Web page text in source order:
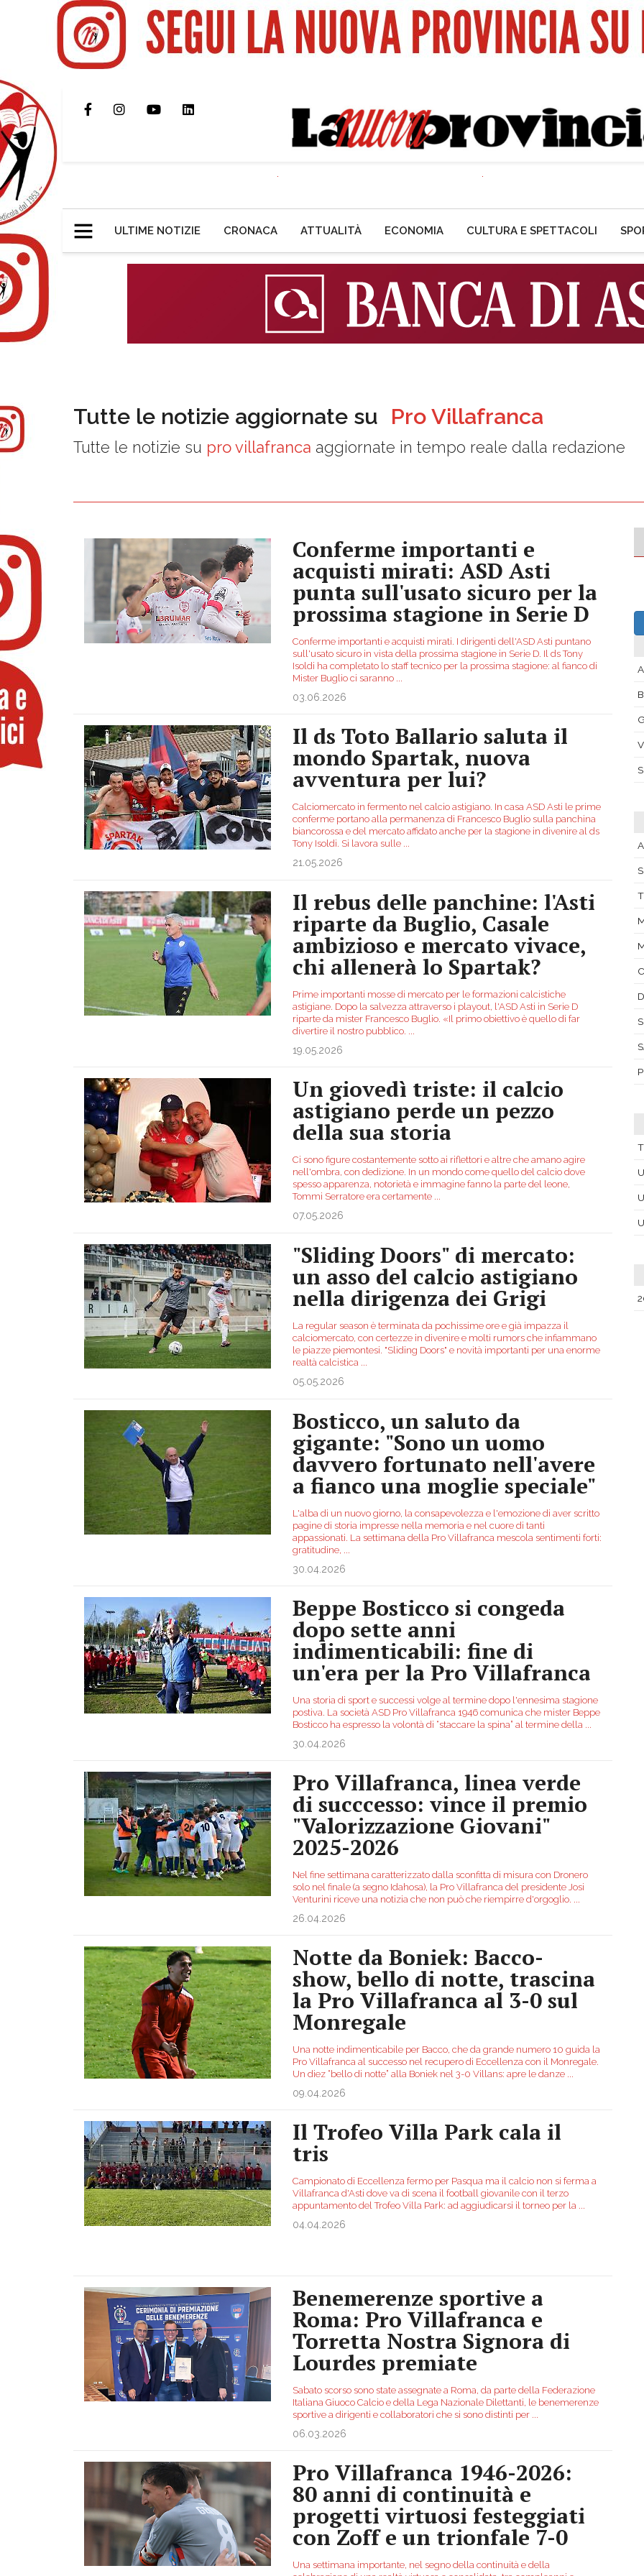
ULTIME NOTIZIE CRONACA ATTUALITÀ ECONOMIA CULTURA E SPETTACOLI
Tutte le notizie aggiornate su Pro Villafranca
Tutte le notizie su pro villafranca aggiornate in tempo reale dalla redazione
Conferme importanti e
acquisti mirati: ASD Asti
punta sull'usato sicuro per la
prossima stagione in Serie D
Conferme importanti e acquisti mirati. I dirigenti dell'ASD Asti puntano
sull'usato sicuro in vista della prossima stagione in Serie D. Il ds Tony
Isoldi ha completato lo staff tecnico per la prossima stagione: al fianco di
Mister Buglio ci saranno
03.06.2026
Il ds Toto Ballario saluta il
mondo Spartak, nuova
avventura per lui?
Calciomercato in fermento nel calcio astigiano. In casa ASD Asti le prime
conferme portano alla permanenza di Francesco Buglio sulla panchina
biancorossa e del mercato affidato anche per la stagione in divenire al ds
Tony Isoldi. Si lavora sulle
21.05.2026
Il rebus delle panchine: l'Asti
riparte da Buglio, Casale
ambizioso e mercato vivace,
chi allenerà lo Spartak?
Prime importanti mosse di mercato per le formazioni calcistiche
astigiane. Dopo la salvezza attraverso i playout, l'ASD Asti in Serie D
riparte da mister Francesco Buglio. «Il primo obiettivo è quello di far
divertire il nostro pubblico.
19.05.2026
Un giovedì triste: il calcio
astigiano perde un pezzo
della sua storia
Ci sono figure costantemente sotto ai riflettori e altre che amano agire
nell'ombra, con dedizione. In un mondo come quello del calcio dove
spesso apparenza, notorietà e immagine fanno la parte del leone,
Tommi Serratore era certamente
07.05.2026
"Sliding Doors" di mercato:
un asso del calcio astigiano
nella dirigenza dei Grigi
La regular season è terminata da pochissime ore e già impazza il
calciomercato, con certezze in divenire e molti rumors che infiammano
le piazze piemontesi. "Sliding Doors" e novità importanti per una enorme
realtà calcistica
05.05.2026
Bosticco, un saluto da
gigante: "Sono un uomo
davvero fortunato nell'avere
a fianco una moglie speciale"
L'alba di un nuovo giorno, la consapevolezza e l'emozione di aver scritto
pagine di storia impresse nella memoria e nel cuore di tanti
appassionati. La settimana della Pro Villafranca mescola sentimenti forti:
gratitudine,
30.04.2026
Beppe Bosticco si congeda
dopo sette anni
indimenticabili: fine di
un'era per la Pro Villafranca
Una storia di sport e successi volge al termine dopo l'ennesima stagione
postiva. La società ASD Pro Villafranca 1946 comunica che mister Beppe
Bosticco ha espresso la volontà di “staccare la spina” al termine della
30.04.2026
Pro Villafranca, linea verde
di succcesso: vince il premio
"Valorizzazione Giovani"
2025-2026
Nel fine settimana caratterizzato dalla sconfitta di misura con Dronero
solo nel finale (a segno Idahosa), la Pro Villafranca del presidente Josi
Venturini riceve una notizia che non può che riempirre d'orgoglio.
26.04.2026
Notte da Boniek: Bacco-
show, bello di notte, trascina
la Pro Villafranca al 3-0 sul
Monregale
Una notte indimenticabile per Bacco, che da grande numero 10 guida la
Pro Villafranca al successo nel recupero di Eccellenza con il Monregale.
Un diez “bello di notte” alla Boniek nel 3-0 Villans: apre le danze
09.04.2026
Il Trofeo Villa Park cala il
tris
Campionato di Eccellenza fermo per Pasqua ma il calcio non si ferma a
Villafranca d'Asti dove va di scena il football giovanile con il terzo
appuntamento del Trofeo Villa Park: ad aggiudicarsi il torneo per la
04.04.2026
Benemerenze sportive a
Roma: Pro Villafranca e
Torretta Nostra Signora di
Lourdes premiate
Sabato scorso sono state assegnate a Roma, da parte della Federazione
Italiana Giuoco Calcio e della Lega Nazionale Dilettanti, le benemerenze
sportive a dirigenti e collaboratori che si sono distinti per
06.03.2026
Pro Villafranca 1946-2026:
80 anni di continuità e
progetti virtuosi festeggiati
con Zoff e un trionfale 7-0
Una settimana importante, nel segno della continuità e della